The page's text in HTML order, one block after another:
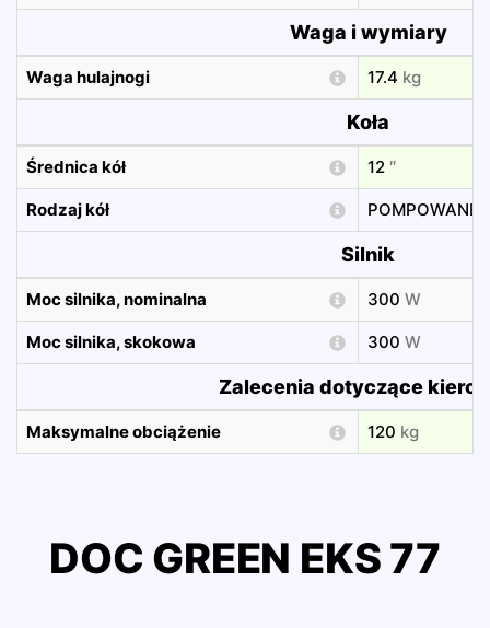
Waga i wymiary
Waga hulajnogi 17.4 kg
Koła
Średnica kół 12 ″
Rodzaj kół POMPOWANE
Silnik
Moc silnika, nominalna 300 W
Moc silnika, skokowa 300 W
Zalecenia dotyczące
Maksymalne obciążenie 120 kg
DOC GREEN EKS 77